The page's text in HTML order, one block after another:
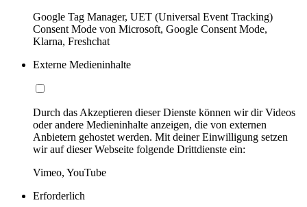
Google Tag Manager, UET (Universal Event Tracking)
Consent Mode von Microsoft, Google Consent Mode,
Klarna, Freshchat
Externe Medieninhalte
Durch das Akzeptieren dieser Dienste können wir dir Videos
oder andere Medieninhalte anzeigen, die von externen
Anbietern gehostet werden. Mit deiner Einwilligung setzen
wir auf dieser Webseite folgende Drittdienste ein:
Vimeo, YouTube
Erforderlich